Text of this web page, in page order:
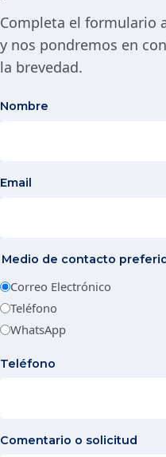
Completa el formulario
y nos pondremos en
la brevedad.
Nombre
Email
Medio de contacto
Correo Electrónico
Teléfono
WhatsApp
Teléfono
Comentario o solicitud